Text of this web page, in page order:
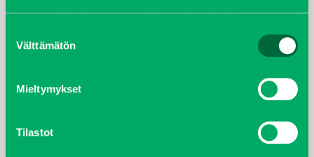
lisää evästeistä sekä muuttaa hyväksyntääsievästeet
valinta
Välttämätön
Mieltymykset
Tilastot
joulukuu 2021
lokakuu 2021
kesäkuu 2021